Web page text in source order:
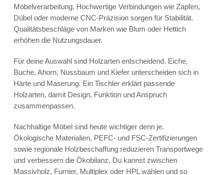
Möbelverarbeitung. Hochwertige Verbindungen wie Zapfen,
Dübel oder moderne CNC-Präzision sorgen für Stabilität.
Qualitätsbeschläge von Marken wie Blum oder Hettich
erhöhen die Nutzungsdauer.
Für deine Auswahl sind Holzarten entscheidend. Eiche,
Buche, Ahorn, Nussbaum und Kiefer unterscheiden sich in
Härte und Maserung. Ein Tischler erklärt passende
Holzarten, damit Design, Funktion und Anspruch
zusammenpassen.
Nachhaltige Möbel sind heute wichtiger denn je.
Ökologische Materialien, PEFC- und FSC-Zertifizierungen
sowie regionale Holzbeschaffung reduzieren Transportwege
und verbessern die Ökobilanz. Du kannst zwischen
Massivholz, Furnier, Multiplex oder HPL wählen und so